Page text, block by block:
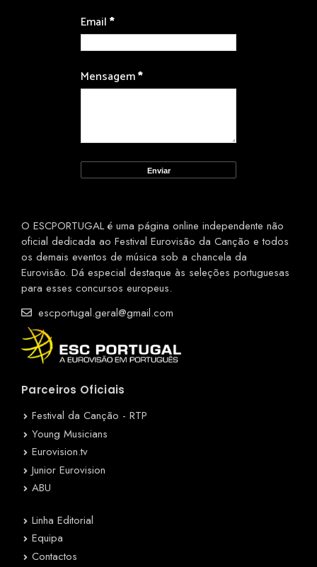
Email*
Mensagem*
O ESCPORTUGAL é uma página online independente não
oficial dedicada ao Festival Eurovisão da Canção e todos
os demais eventos de música sob a chancela da
Eurovisão. Dá especial destaque às seleções portuguesas
para esses concursos europeus.
escportugal.geral@gmail.com
Parceiros Oficiais
Festival da Canção - RTP
Young Musicians
Eurovision.tv
Junior Eurovision
ABU
Linha Editorial
Equipa
Contactos